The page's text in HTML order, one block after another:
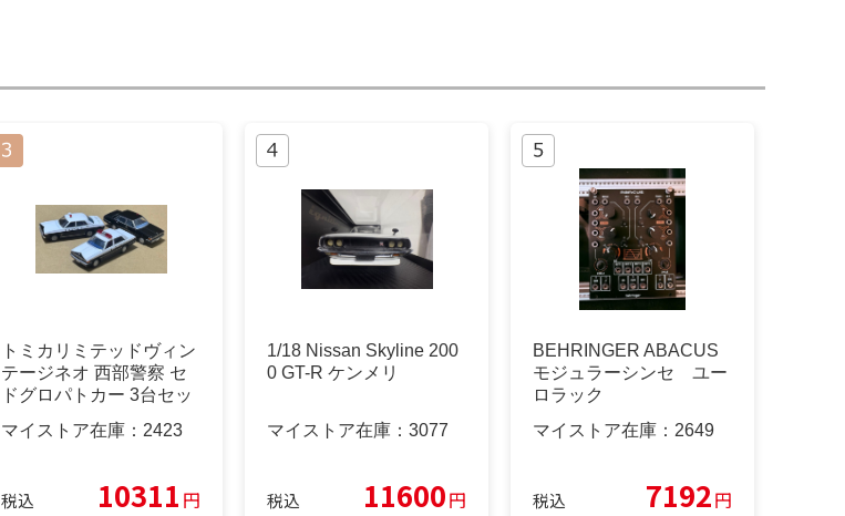
トミカリミテッドヴィン
テージネオ 西部警察 セ
ドグロパトカー 3台セッ
マイストア在庫： 2423
税込 10311 円
1/18 Nissan Skyline 200
0 GT-R ケンメリ
マイストア在庫： 3077
税込 11600円
BEHRINGER ABACUS
モジュラーシンセ ユー
ロラック
マイストア在庫： 2649
税込 7192円